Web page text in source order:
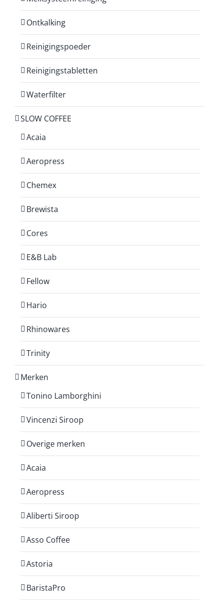
Ontkalking
Reinigingspoeder
Reinigingstabletten
Waterfilter
SLOW COFFEE
Acaia
Aeropress
Chemex
Brewista
Cores
E&B Lab
Fellow
Hario
Rhinowares
Trinity
Merken
Tonino Lamborghini
Vincenzi Siroop
Overige merken
Acaia
Aeropress
Aliberti Siroop
Asso Coffee
Astoria
BaristaPro